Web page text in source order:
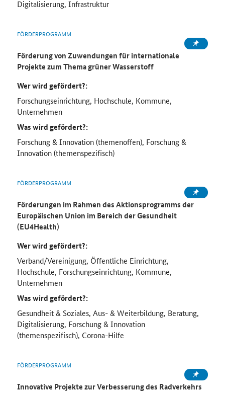
Digitalisierung, Infrastruktur
FÖRDERPROGRAMM
Förderung von Zuwendungen für internationale
Projekte zum Thema grüner Wasserstoff
Wer wird gefördert?:
Forschungseinrichtung, Hochschule, Kommune,
Unternehmen
Was wird gefördert?:
Forschung & Innovation (themenoffen), Forschung &
Innovation (themenspezifisch)
FÖRDERPROGRAMM
Förderungen im Rahmen des Aktionsprogramms der
Europäischen Union im Bereich der Gesundheit
(EU4Health)
Wer wird gefördert?:
Verband/Vereinigung, Öffentliche Einrichtung,
Hochschule, Forschungseinrichtung, Kommune,
Unternehmen
Was wird gefördert?:
Gesundheit & Soziales, Aus- & Weiterbildung, Beratung,
Digitalisierung, Forschung & Innovation
(themenspezifisch), Corona-Hilfe
FÖRDERPROGRAMM
Innovative Projekte zur Verbesserung des Radverkehrs